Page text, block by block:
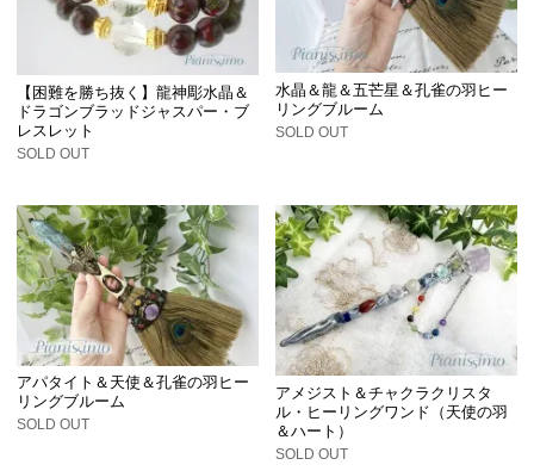
【困難を勝ち抜く】龍神彫水晶＆
ドラゴンブラッドジャスパー・ブ
レスレット
SOLD OUT
水晶＆龍＆五芒星＆孔雀の羽ヒー
リングブルーム
SOLD OUT
アパタイト＆天使＆孔雀の羽ヒー
リングブルーム
SOLD OUT
アメジスト＆チャクラクリスタ
ル・ヒーリングワンド（天使の羽
＆ハート）
SOLD OUT